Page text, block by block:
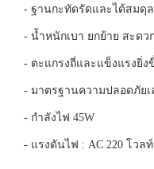
- ฐานกะทัดรัดและได้สมดุ
- น้ำหนักเบา ยกย้าย สะดว
- ตะแกรงถี่และแข็งแรงยิ่
- มาตรฐานความปลอดภัยเ
- กำลังไฟ 45W
- แรงดันไฟ : AC 220 โวลท์